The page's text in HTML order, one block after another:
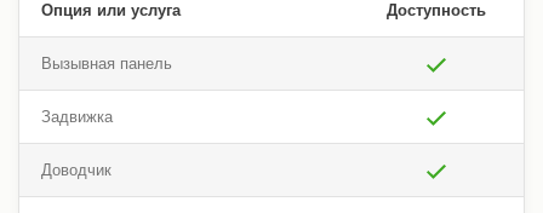
Опция или услуга Доступность
Вызывная панель
Задвижка
Доводчик